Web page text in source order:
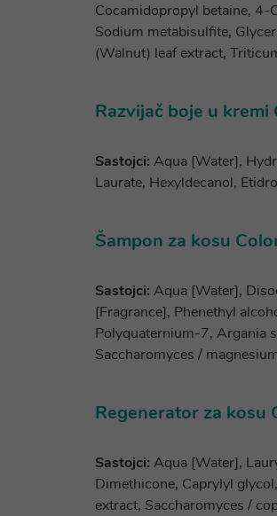
Cocamidopropyl betaine,
Sodium metabisulfite,
(Walnut) leaf extract,
Razvijač boje u kremi
Sastojci: Aqua [Water],
Laurate, Hexyldecanol,
Šampon za kosu
Sastojci: Aqua [Water],
[Fragrance], Phenethyl
Polyquaternium-7, Argania
Saccharomyces /
Regenerator za kosu
Sastojci: Aqua [Water],
Dimethicone, Caprylyl
extract, Saccharomyces /